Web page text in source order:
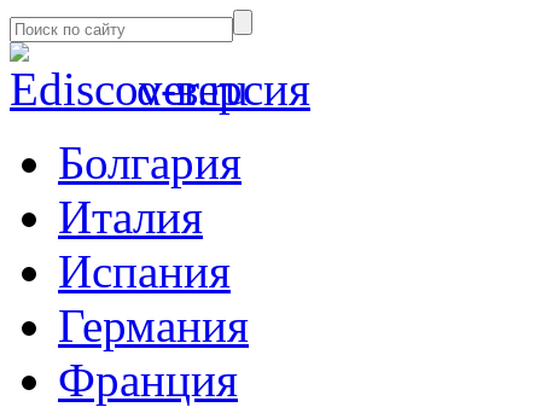
α-версия
Болгария
Италия
Испания
Германия
Франция